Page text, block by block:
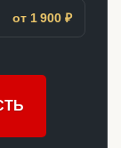
от 1 900 ₽